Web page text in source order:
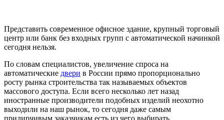
Представить современное офисное здание, крупный торговый
центр или банк без входных групп с автоматической начинкой
сегодня нельзя.
По словам специалистов, увеличение спроса на
автоматические двери в России прямо пропорционально
росту рынка строительства так называемых объектов
массового доступа. Если всего несколько лет назад
иностранные производители подобных изделий неохотно
выходили на наш рынок, то сегодня даже самым
придирчивым заказчикам есть из чего выбирать.